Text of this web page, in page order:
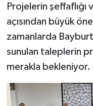
Projelerin şeffaflığı
açısından büyük
zamanlarda
sunulan taleplerin
merakla bekleniyor.